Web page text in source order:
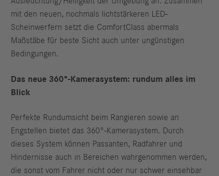
mit den neuen, nochmals lichtstärkeren LED-
Scheinwerfern setzt die ComfortClass abermals
Maßstäbe für beste Sicht auch unter ungünstigen
Bedingungen.
Das neue 360°-Kamerasystem: rundum alles im
Blick
Perfekte Rundumsicht beim Rangieren sowie an
Engstellen bietet das 360°-Kamerasystem. Durch
dieses System können Passanten, Radfahrer und
Hindernisse auch in Bereichen wahrgenommen werden,
die sonst vom Fahrer nicht oder nur schwer einsehbar